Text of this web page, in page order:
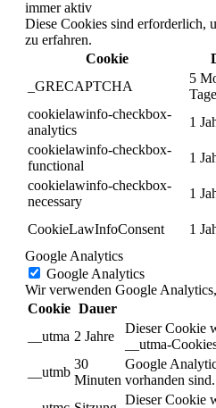
immer aktiv
Diese Cookies sind erforderlich,
zu erfahren.
Cookie
_GRECAPTCHA
5
Tage
cookielawinfo-checkbox-
analytics
1
cookielawinfo-checkbox-
functional
1
cookielawinfo-checkbox-
necessary
1
CookieLawInfoConsent
1
Google Analytics
Google Analytics
Wir verwenden Google
Cookie Dauer
__utma 2 Jahre
Dieser Cookie
__utma-
__utmb
30
Minuten
Google
vorhanden
Dieser Cookie